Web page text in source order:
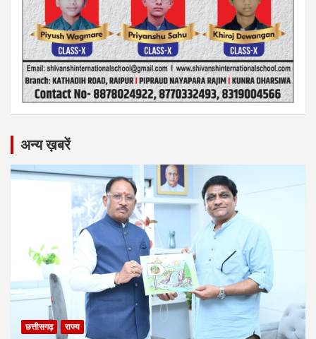
अन्य ख़बरें
छत्तीसगढ़ राज्य